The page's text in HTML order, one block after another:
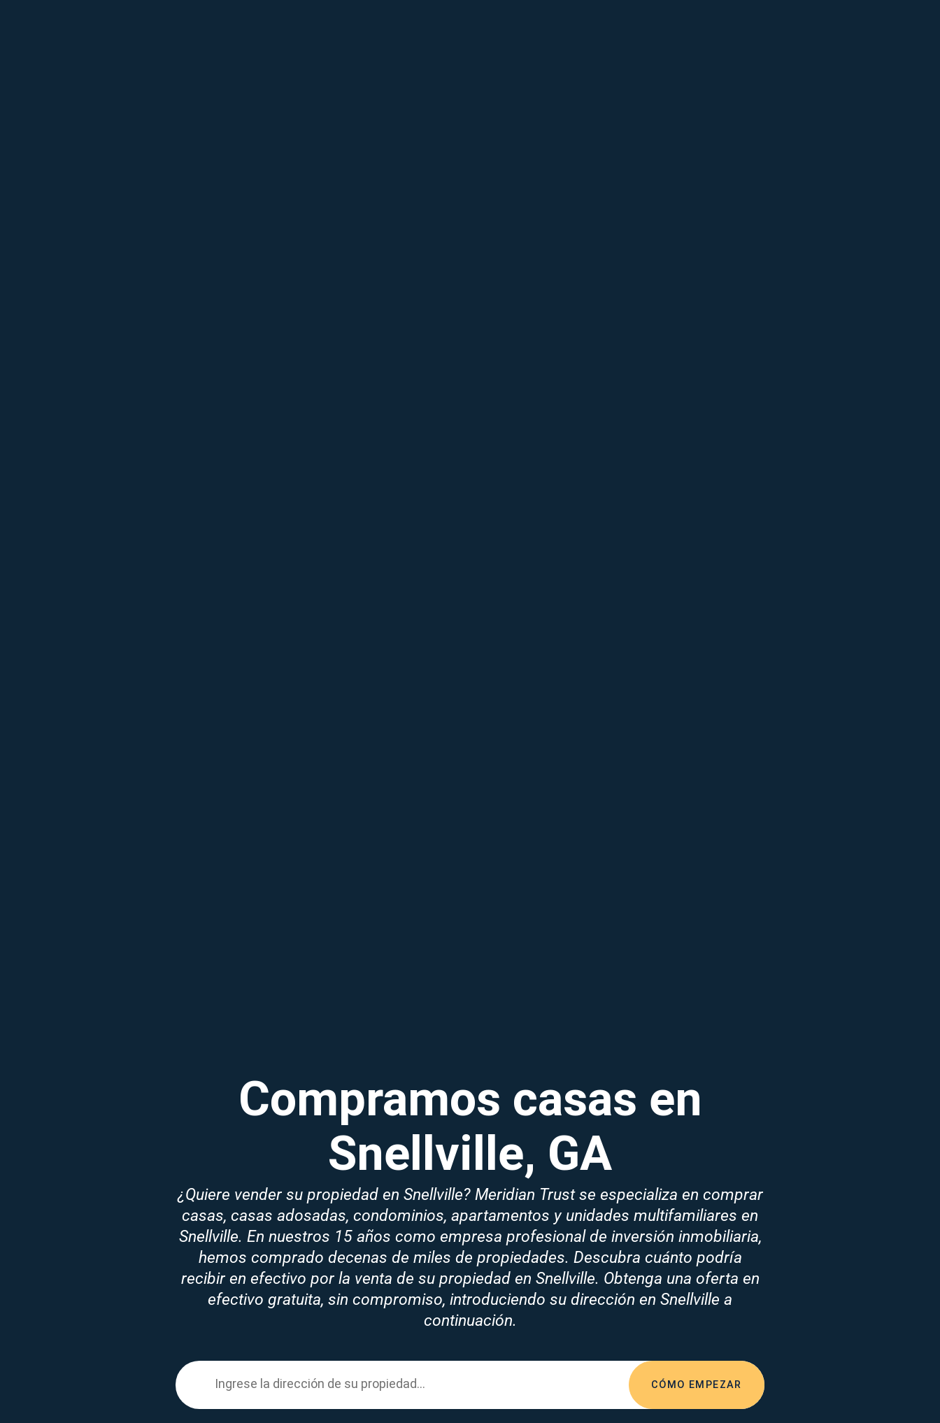
Compramos casas en
Snellville, GA
¿Quiere vender su propiedad en Snellville? Meridian Trust se especializa en comprar
casas, casas adosadas, condominios, apartamentos y unidades multifamiliares en
Snellville. En nuestros 15 años como empresa profesional de inversión inmobiliaria,
hemos comprado decenas de miles de propiedades. Descubra cuánto podría
recibir en efectivo por la venta de su propiedad en Snellville. Obtenga una oferta en
efectivo gratuita, sin compromiso, introduciendo su dirección en Snellville a
continuación.
Ingrese la dirección de su propiedad... CÓMO EMPEZAR